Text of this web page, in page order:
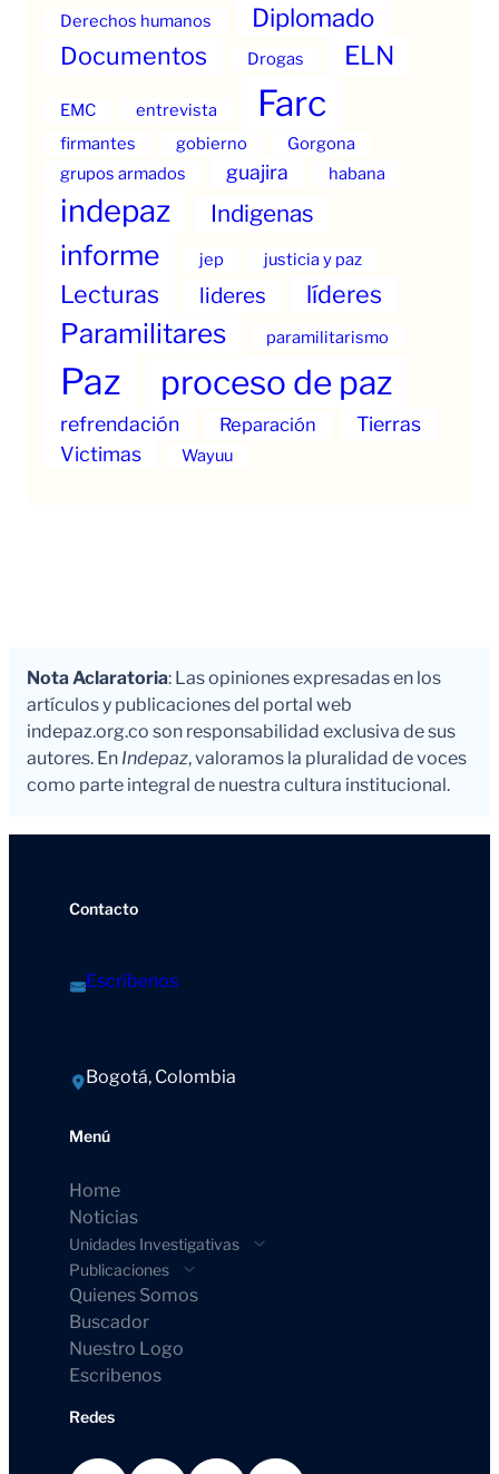
Derechos humanos Diplomado
Documentos Drogas ELN
EMC entrevista Farc
firmantes gobierno
Gorgona
grupos armados
guajira habana
indepaz Indigenas
informe jep justicia y paz
Lecturas lideres líderes
Paramilitares paramilitarismo
Paz proceso de paz
refrendación Reparación
Tierras
Victimas
Wayuu
Nota Aclaratoria: Las opiniones expresadas en los
artículos y publicaciones del portal web
indepaz.org.co son responsabilidad exclusiva de sus
autores. En Indepaz, valoramos la pluralidad de voces
como parte integral de nuestra cultura institucional.
Contacto
Escríbenos
Bogotá, Colombia
Menú
Home
Noticias
Unidades Investigativas
Publicaciones
Quienes Somos
Buscador
Nuestro Logo
Escribenos
Redes